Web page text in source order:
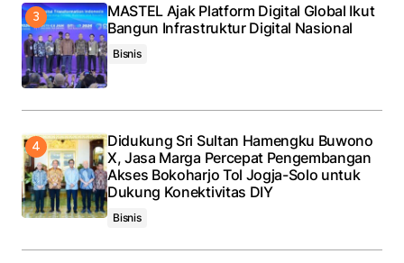
MASTEL Ajak Platform Digital Global Ikut
Bangun Infrastruktur Digital Nasional
Bisnis
Didukung Sri Sultan Hamengku Buwono
X, Jasa Marga Percepat Pengembangan
Akses Bokoharjo Tol Jogja-Solo untuk
Dukung Konektivitas DIY
Bisnis